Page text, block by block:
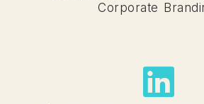
Corporate